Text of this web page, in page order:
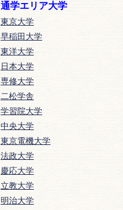
通学エリア大学
東京大学
早稲田大学
東洋大学
日本大学
専修大学
二松学舎
学習院大学
中央大学
東京電機大学
法政大学
慶応大学
立教大学
明治大学